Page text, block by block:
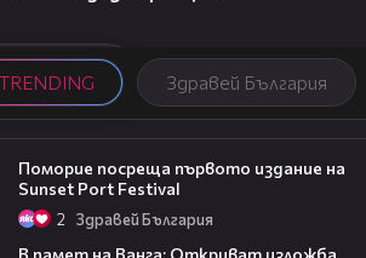
TRENDING Здравей България
Поморие посреща първото издание на
Sunset Port Festival
2 Здравей България
В памет на Ванга: Откриват изложба